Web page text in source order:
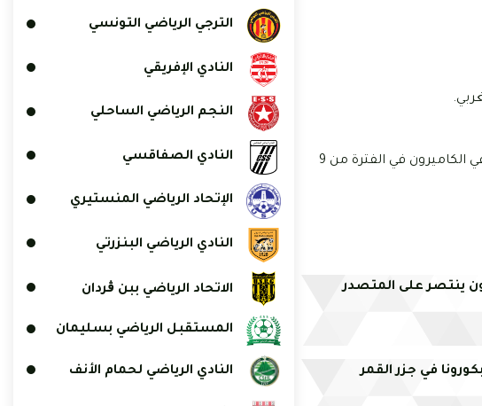
واستدعى المدرب البوسني وحيد خليلوزيتش الزلزولي في قائمة منتخب المغرب الرسمية في كأس أمم أفريقيا التي ستقام في الكاميرون في الفترة من 9
ينتصر على المتصدر
الترجي الرياضي التونسي
النادي الإفريقي
النجم الرياضي الساحلي
النادي الصفاقسي
الإتحاد الرياضي المنستيري
النادي الرياضي البنزرتي
الاتحاد الرياضي ببن ڨردان
المستقبل الرياضي بسليمان
النادي الرياضي لحمام الأنف